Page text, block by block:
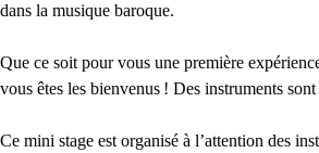
dans la musique baroque.
Que ce soit pour vous une première
vous êtes les bienvenus ! Des instruments
Ce mini stage est organisé à l’attention des